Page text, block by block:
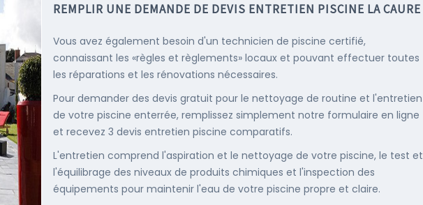
REMPLIR UNE DEMANDE DE DEVIS ENTRETIEN PISCINE LA CAURE
Vous avez également besoin d'un technicien de piscine certifié,
connaissant les «règles et règlements» locaux et pouvant effectuer toutes
les réparations et les rénovations nécessaires.
Pour demander des devis gratuit pour le nettoyage de routine et l'entretien
de votre piscine enterrée, remplissez simplement notre formulaire en ligne
et recevez 3 devis entretien piscine comparatifs.
L'entretien comprend l'aspiration et le nettoyage de votre piscine, le test et
l'équilibrage des niveaux de produits chimiques et l'inspection des
équipements pour maintenir l'eau de votre piscine propre et claire.